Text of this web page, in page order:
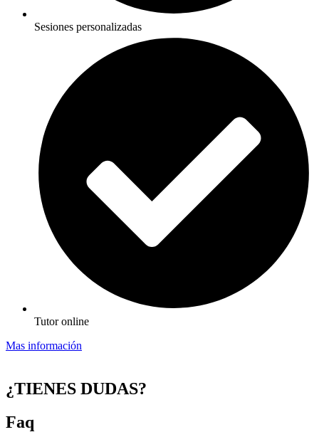
Sesiones personalizadas
Tutor online
Mas información
¿TIENES DUDAS?
Faq